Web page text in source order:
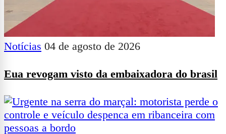
Notícias 04 de agosto de 2026
Eua revogam visto da embaixadora do brasil